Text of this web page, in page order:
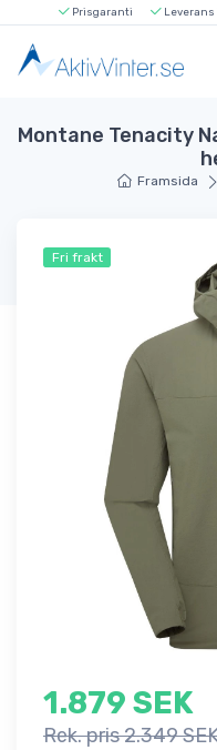
Prisgaranti Leverans
Montane Tenacity
Framsida
Fri frakt
1.879 SEK
Rek. pris 2.349